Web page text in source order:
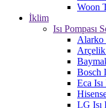
Woon
İklim
Isı Pompası
Alarko
Arçelik
Bosch
Eca Isı
LG Isı